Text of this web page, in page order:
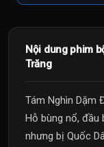
Nội dung phim
Trăng
Tám Nghìn Dặm
Hỗ bùng nổ, đầu
nhưng bị Quốc